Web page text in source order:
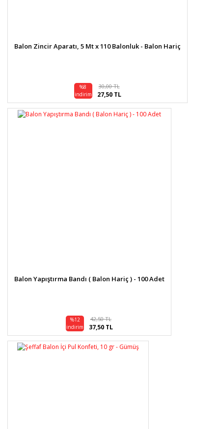
Balon Zincir Aparatı, 5 Mt x 110 Balonluk - Balon Hariç
%8
indirim
30,00 TL
27,50 TL
Balon Yapıştırma Bandı ( Balon Hariç ) - 100 Adet
%12
indirim
42,50 TL
37,50 TL